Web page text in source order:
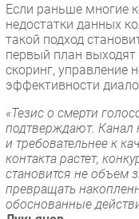
Если раньше многие
недостатки данных
такой подход
первый план выходят
скоринг, управление
эффективности
«Тезис о смерти
подтверждают. Канал
и требовательнее к
контакта растет,
становится не объем
превращать
обоснованные